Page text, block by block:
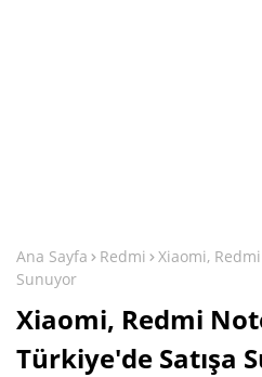
Ana Sayfa Redmi
Xiaomi,
Sunuyor
Xiaomi, Redmi
Türkiye'de Satışa